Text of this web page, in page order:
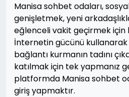
Manisa sohbet odaları,
genişletmek, yeni
eğlenceli vakit geçirmek için
İnternetin gücünü
bağlantı kurmanın tadını
katılmak için tek yapmanız
platformda Manisa sohbet
giriş yapmaktır.